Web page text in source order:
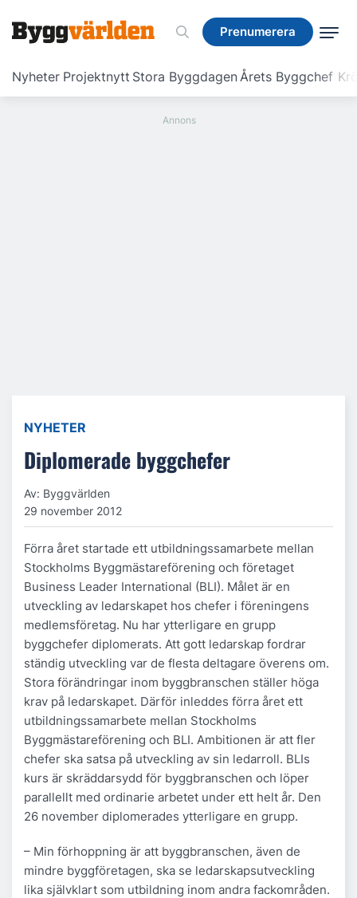
Prenumerera
Nyheter Projektnytt Stora ByggdagenÅrets Byggchef
Prenumerera
NYHETER
Diplomerade byggchefer
Av: Byggvärlden
29 november 2012
Förra året startade ett utbildningssamarbete mellan
Stockholms Byggmästareförening och företaget
Business Leader International (BLI). Målet är en
utveckling av ledarskapet hos chefer i föreningens
medlemsföretag. Nu har ytterligare en grupp
byggchefer diplomerats. Att gott ledarskap fordrar
ständig utveckling var de flesta deltagare överens om.
Stora förändringar inom byggbranschen ställer höga
krav på ledarskapet. Därför inleddes förra året ett
utbildningssamarbete mellan Stockholms
Byggmästareförening och BLI. Ambitionen är att fler
chefer ska satsa på utveckling av sin ledarroll. BLIs
kurs är skräddarsydd för byggbranschen och löper
parallellt med ordinarie arbetet under ett helt år. Den
26 november diplomerades ytterligare en grupp.
– Min förhoppning är att byggbranschen, även de
mindre byggföretagen, ska se ledarskapsutveckling
lika självklart som utbildning inom andra fackområden.